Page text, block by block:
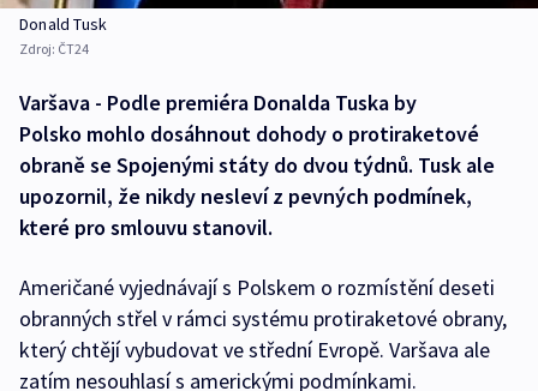
Donald Tusk
Zdroj: ČT24
Varšava - Podle premiéra Donalda Tuska by
Polsko mohlo dosáhnout dohody o protiraketové
obraně se Spojenými státy do dvou týdnů. Tusk ale
upozornil, že nikdy nesleví z pevných podmínek,
které pro smlouvu stanovil.
Američané vyjednávají s Polskem o rozmístění deseti
obranných střel v rámci systému protiraketové obrany,
který chtějí vybudovat ve střední Evropě. Varšava ale
zatím nesouhlasí s americkými podmínkami.